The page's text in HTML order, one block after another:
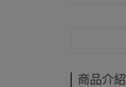
商品介紹